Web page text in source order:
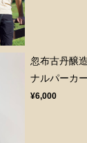
忽布古丹醸
ナルパーカー
¥6,000